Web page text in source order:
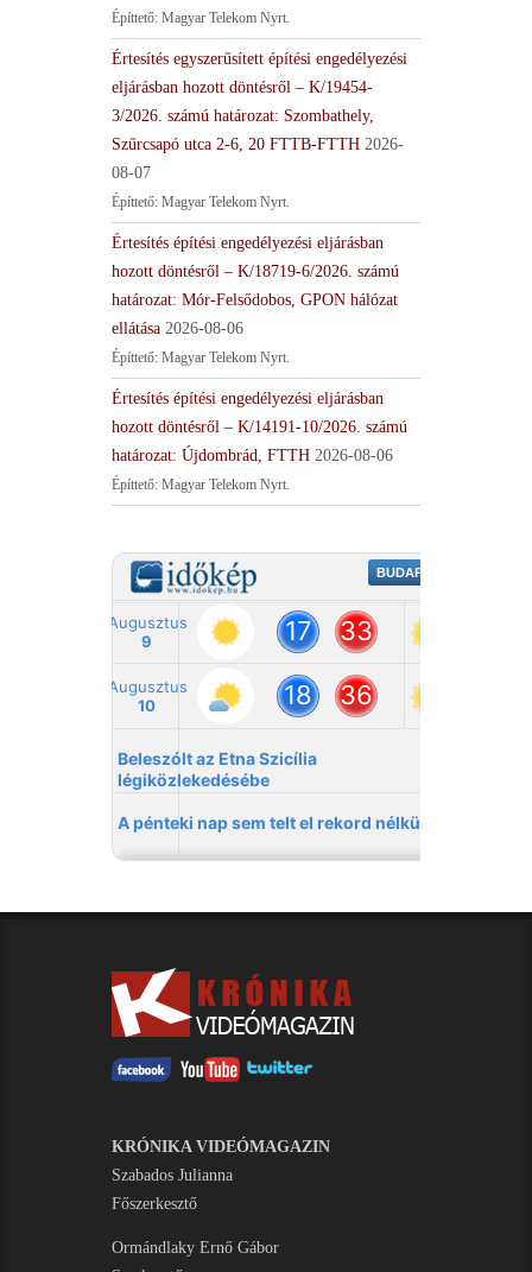
Építtető: Magyar Telekom Nyrt.
Értesítés egyszerűsített építési engedélyezési
eljárásban hozott döntésről – K/19454-
3/2026. számú határozat: Szombathely,
Szűrcsapó utca 2-6, 20 FTTB-FTTH 2026-
08-07
Építtető: Magyar Telekom Nyrt.
Értesítés építési engedélyezési eljárásban
hozott döntésről – K/18719-6/2026. számú
határozat: Mór-Felsődobos, GPON hálózat
ellátása 2026-08-06
Építtető: Magyar Telekom Nyrt.
Értesítés építési engedélyezési eljárásban
hozott döntésről – K/14191-10/2026. számú
határozat: Újdombrád, FTTH 2026-08-06
Építtető: Magyar Telekom Nyrt.
KRÓNIKA VIDEÓMAGAZIN
Szabados Julianna
Főszerkesztő
Ormándlaky Ernő Gábor